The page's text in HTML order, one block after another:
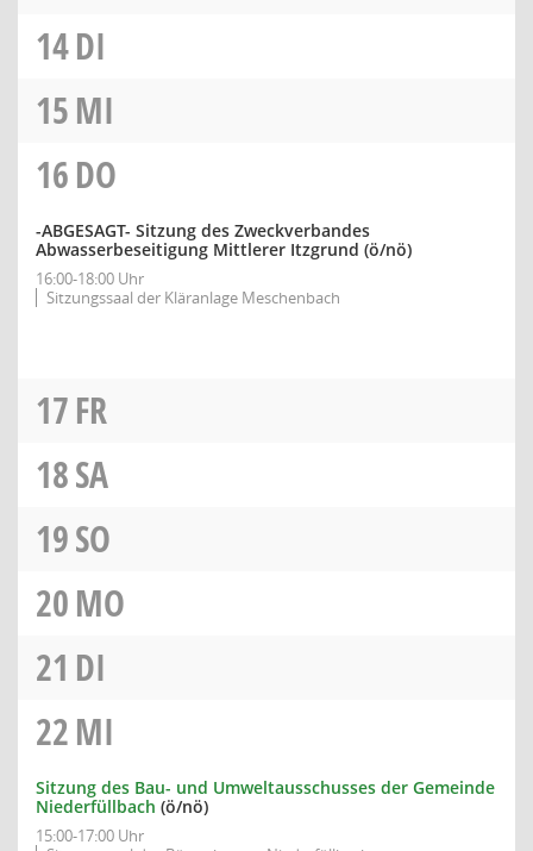
14DI
15MI
16DO
-ABGESAGT- Sitzung des Zweckverbandes
Abwasserbeseitigung Mittlerer Itzgrund (ö/nö)
16:00-18:00 Uhr
Sitzungssaal der Kläranlage Meschenbach
17FR
18SA
19SO
20MO
21 DI
22MI
Sitzung des Bau- und Umweltausschusses der Gemeinde
Niederfüllbach (ö/nö)
15:00-17:00 Uhr